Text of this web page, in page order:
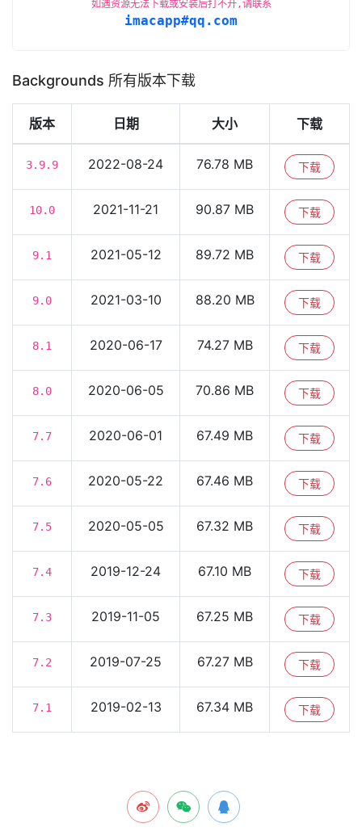
如遇资源无法下载或安装后打不开,请联系
imacapp#qq.com
Backgrounds 所有版本下载
版本 日期 大小 下载
3.9.9 2022-08-24 76.78 MB 下载
10.0 2021-11-21 90.87 MB 下载
9.1 2021-05-12 89.72 MB 下载
9.0 2021-03-10 88.20 MB 下载
8.1 2020-06-17 74.27 MB 下载
8.0 2020-06-05 70.86 MB 下载
7.7 2020-06-01 67.49 MB 下载
7.6 2020-05-22 67.46 MB 下载
7.5 2020-05-05 67.32 MB 下载
7.4 2019-12-24 67.10 MB 下载
7.3 2019-11-05 67.25 MB 下载
7.2 2019-07-25 67.27 MB 下载
7.1 2019-02-13 67.34 MB 下载